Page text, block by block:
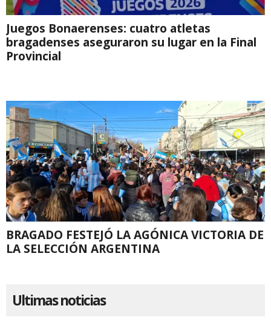
Juegos Bonaerenses: cuatro atletas
bragadenses aseguraron su lugar en la Final
Provincial
BRAGADO FESTEJÓ LA AGÓNICA VICTORIA DE
LA SELECCIÓN ARGENTINA
Ultimas noticias